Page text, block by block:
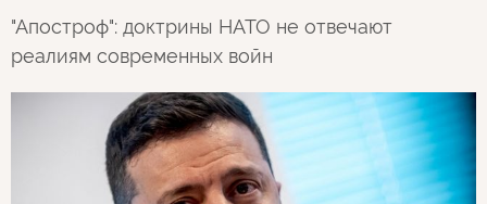
"Апостроф": доктрины НАТО не отвечают
реалиям современных войн